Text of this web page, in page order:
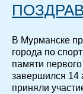
В Мурманске
города по
памяти
завершился 14
приняли